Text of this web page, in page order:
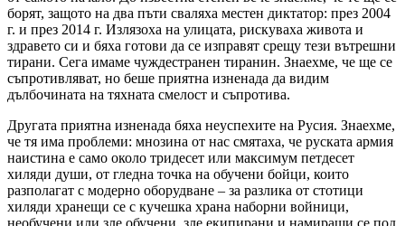
борят, защото на два пъти сваляха местен диктатор: през 2004
г. и през 2014 г. Излязоха на улицата, рискуваха живота и
здравето си и бяха готови да се изправят срещу тези вътрешни
тирани. Сега имаме чуждестранен тиранин. Знаехме, че ще се
съпротивляват, но беше приятна изненада да видим
дълбочината на тяхната смелост и съпротива.
Другата приятна изненада бяха неуспехите на Русия. Знаехме,
че тя има проблеми: мнозина от нас смятаха, че руската армия
наистина е само около тридесет или максимум петдесет
хиляди души, от гледна точка на обучени бойци, които
разполагат с модерно оборудване – за разлика от стотици
хиляди хранещи се с кучешка храна наборни войници,
необучени или зле обучени, зле екипирани и намиращи се под